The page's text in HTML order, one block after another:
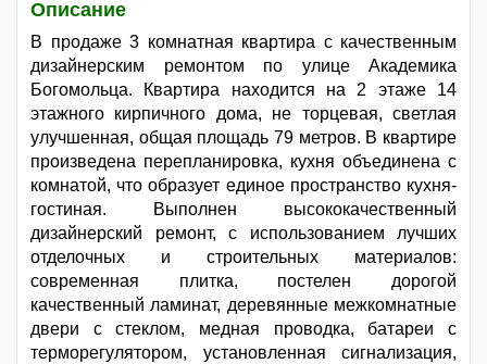
Описание
В продаже 3 комнатная квартира с качественным
дизайнерским ремонтом по улице Академика
Богомольца. Квартира находится на 2 этаже 14
этажного кирпичного дома, не торцевая, светлая
улучшенная, общая площадь 79 метров. В квартире
произведена перепланировка, кухня объединена с
комнатой, что образует единое пространство кухня-
гостиная. Выполнен высококачественный
дизайнерский ремонт, с использованием лучших
отделочных и строительных материалов:
современная плитка, постелен дорогой
качественный ламинат, деревянные межкомнатные
двери с стеклом, медная проводка, батареи с
терморегулятором, установленная сигнализация,